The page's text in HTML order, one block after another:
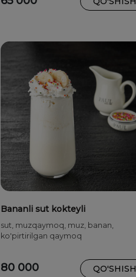
Bananli sut kokteyli
sut, muzqaymoq, muz, banan,
ko'pirtirilgan qaymoq
80 000 QO'SHISH